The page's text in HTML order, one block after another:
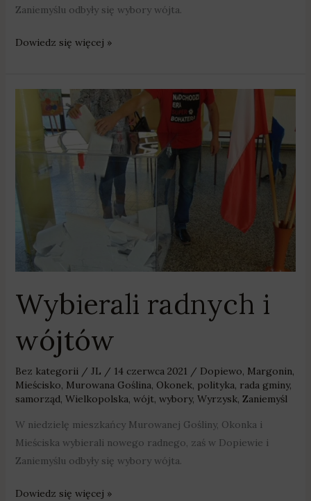
Zaniemyślu odbyły się wybory wójta.
Dowiedz się więcej »
Wybierali radnych i
wójtów
Bez kategorii/ JL / 14 czerwca 2021 / Dopiewo, Margonin,
Mieścisko, Murowana Goślina, Okonek, polityka, rada gminy,
samorząd, Wielkopolska, wójt, wybory, Wyrzysk, Zaniemyśl
W niedzielę mieszkańcy Murowanej Gośliny, Okonka i
Mieściska wybierali nowego radnego, zaś w Dopiewie i
Zaniemyślu odbyły się wybory wójta.
Wybierali
radnych
wójtów
Dowiedz się więcej »